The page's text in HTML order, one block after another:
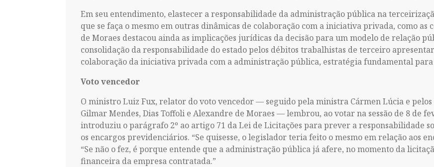
Em seu entendimento, elastecer a responsabilidade da administração pública na
que se faça o mesmo em outras dinâmicas de colaboração com a iniciativa privada, como as
de Moraes destacou ainda as implicações jurídicas da decisão para um modelo de relação
consolidação da responsabilidade do estado pelos débitos trabalhistas de terceiro
colaboração da iniciativa privada com a administração pública, estratégia fundamental para
Voto vencedor
O ministro Luiz Fux, relator do voto vencedor — seguido pela ministra Cármen Lúcia e
Gilmar Mendes, Dias Toffoli e Alexandre de Moraes — lembrou, ao votar na sessão de 8 de
introduziu o parágrafo 2º ao artigo 71 da Lei de Licitações para prever a responsabilidade
os encargos previdenciários. “Se quisesse, o legislador teria feito o mesmo em relação aos
“Se não o fez, é porque entende que a administração pública já afere, no momento da
financeira da empresa contratada.”